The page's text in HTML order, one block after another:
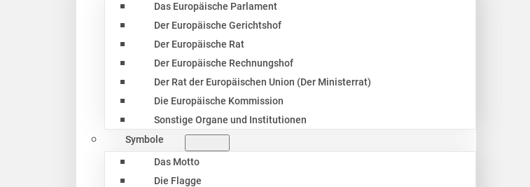
Das Europäische Parlament
Der Europäische Gerichtshof
Der Europäische Rat
Der Europäische Rechnungshof
Der Rat der Europäischen Union (Der Ministerrat)
Die Europäische Kommission
Sonstige Organe und Institutionen
Symbole
Das Motto
Die Flagge